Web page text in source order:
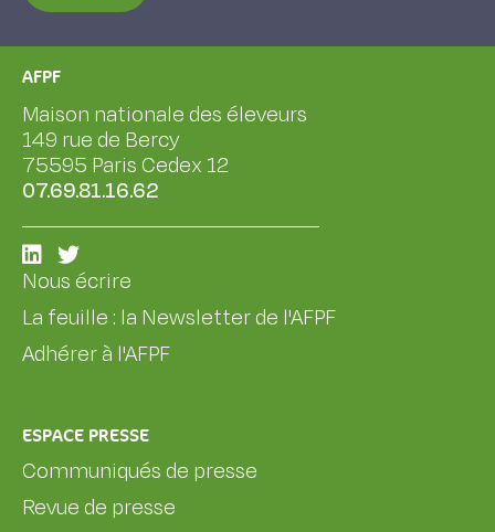
AFPF
Maison nationale des éleveurs
149 rue de Bercy
75595 Paris Cedex 12
07.69.81.16.62
Nous écrire
La feuille : la Newsletter de l'AFPF
Adhérer à l'AFPF
ESPACE PRESSE
Communiqués de presse
Revue de presse